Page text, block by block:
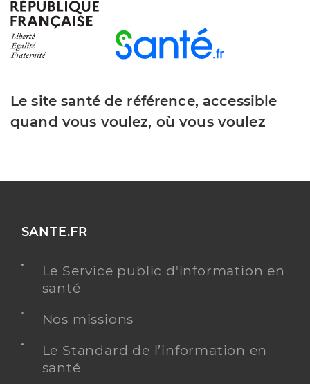
Le site santé de référence, accessible
quand vous voulez, où vous voulez
SANTE.FR
Le Service public d'information en
santé
Nos missions
Le Standard de l’information en
santé